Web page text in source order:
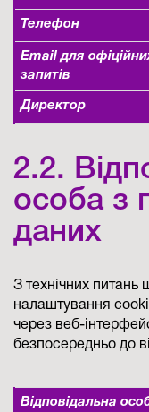
Телефон
Email для
запитів
Директор
2.2.
особа з
даних
З технічних питань
налаштування
через веб-
безпосередньо до
Відповідальна